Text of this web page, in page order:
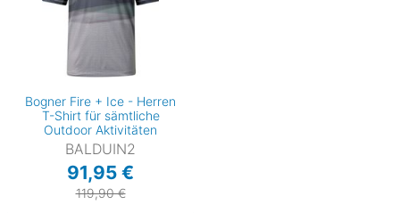
Bogner Fire + Ice - Herren
T-Shirt für sämtliche
Outdoor Aktivitäten
BALDUIN2
91,95 €
119,90 €